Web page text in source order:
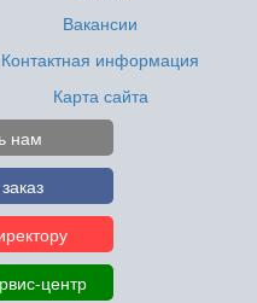
Вакансии
Контактная информация
Карта сайта
нам
центр